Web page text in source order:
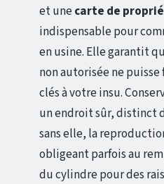
et unecarte de
indispensable pour
en usine. Elle garantit
non autorisée ne
clés à votre insu.
un endroit sûr, distinct
sans elle, la
obligeant parfois au
du cylindre pour des